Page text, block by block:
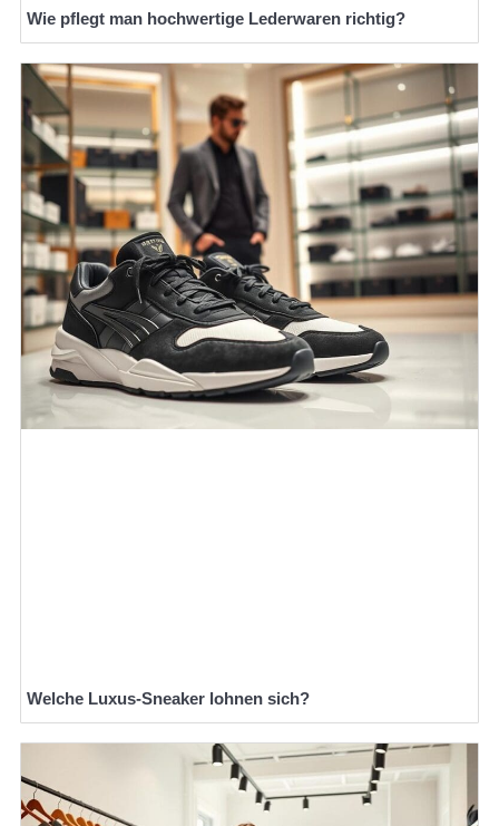
Wie pflegt man hochwertige Lederwaren richtig?
Welche Luxus-Sneaker lohnen sich?